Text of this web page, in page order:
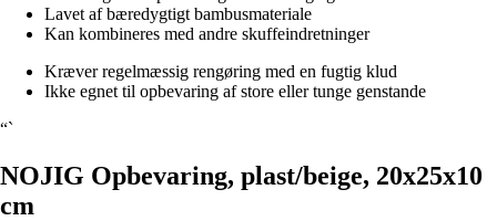
Lavet af bæredygtigt bambusmateriale
Kan kombineres med andre skuffeindretninger
Kræver regelmæssig rengøring med en fugtig klud
Ikke egnet til opbevaring af store eller tunge genstande
“`
NOJIG Opbevaring, plast/beige, 20x25x10
cm